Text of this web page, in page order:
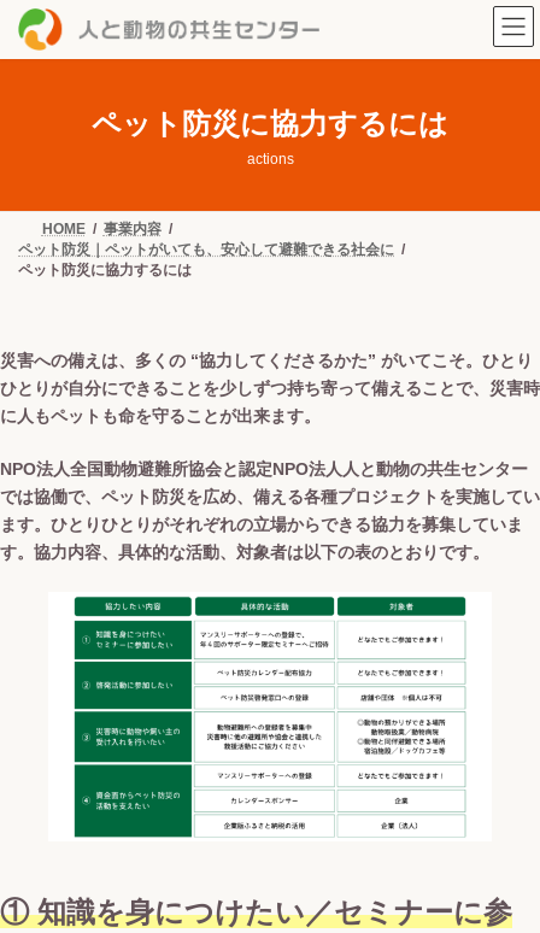
ペット防災に協力するには
actions
HOME
事業内容
ペット防災｜ペットがいても、安心して避難できる社会に
ペット防災に協力するには
災害への備えは、多くの “協力してくださるかた” がいてこそ。ひとり
ひとりが自分にできることを少しずつ持ち寄って備えることで、災害時
に人もペットも命を守ることが出来ます。
NPO法人全国動物避難所協会と認定NPO法人人と動物の共生センター
では協働で、ペット防災を広め、備える各種プロジェクトを実施してい
ます。ひとりひとりがそれぞれの立場からできる協力を募集していま
す。協力内容、具体的な活動、対象者は以下の表のとおりです。
①知識を身につけたい／セミナーに参